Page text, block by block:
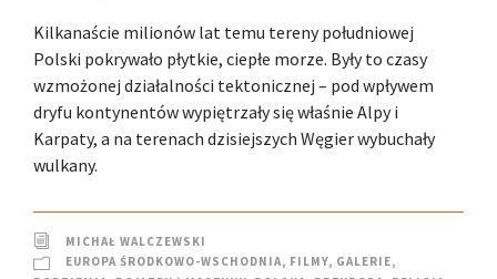
Kilkanaście milionów lat temu tereny południowej
Polski pokrywało płytkie, ciepłe morze. Były to czasy
wzmożonej działalności tektonicznej – pod wpływem
dryfu kontynentów wypiętrzały się właśnie Alpy i
Karpaty, a na terenach dzisiejszych Węgier wybuchały
wulkany.
MICHAŁ WALCZEWSKI
EUROPA ŚRODKOWO-WSCHODNIA, FILMY, GALERIE,